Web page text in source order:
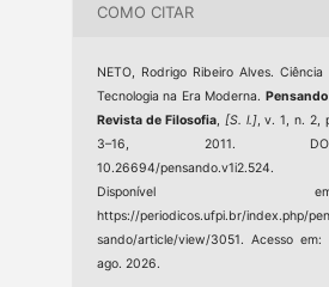
COMO CITAR
NETO, Rodrigo Ribeiro Alves. Ciência
Tecnologia na Era Moderna.
Revista de Filosofia, [S. l.], v. 1, n. 2,
3–16, 2011.
10.26694/pensando.v1i2.524.
Disponível
https://periodicos.ufpi.br/index.php/
sando/article/view/3051. Acesso em:
ago. 2026.